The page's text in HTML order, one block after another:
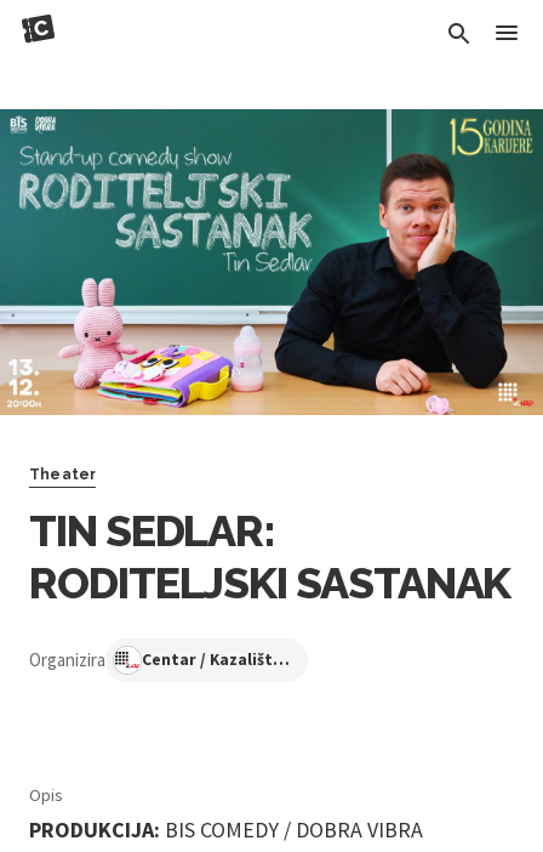
Theater
TIN SEDLAR:
RODITELJSKI SASTANAK
Organizira Centar / Kazalište KNAP
Opis
PRODUKCIJA: BIS COMEDY / DOBRA VIBRA